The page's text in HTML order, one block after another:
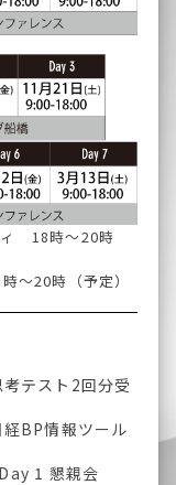
18時～20時
20時（予定）
テスト2回分受
BP情報ツール
1 懇親会